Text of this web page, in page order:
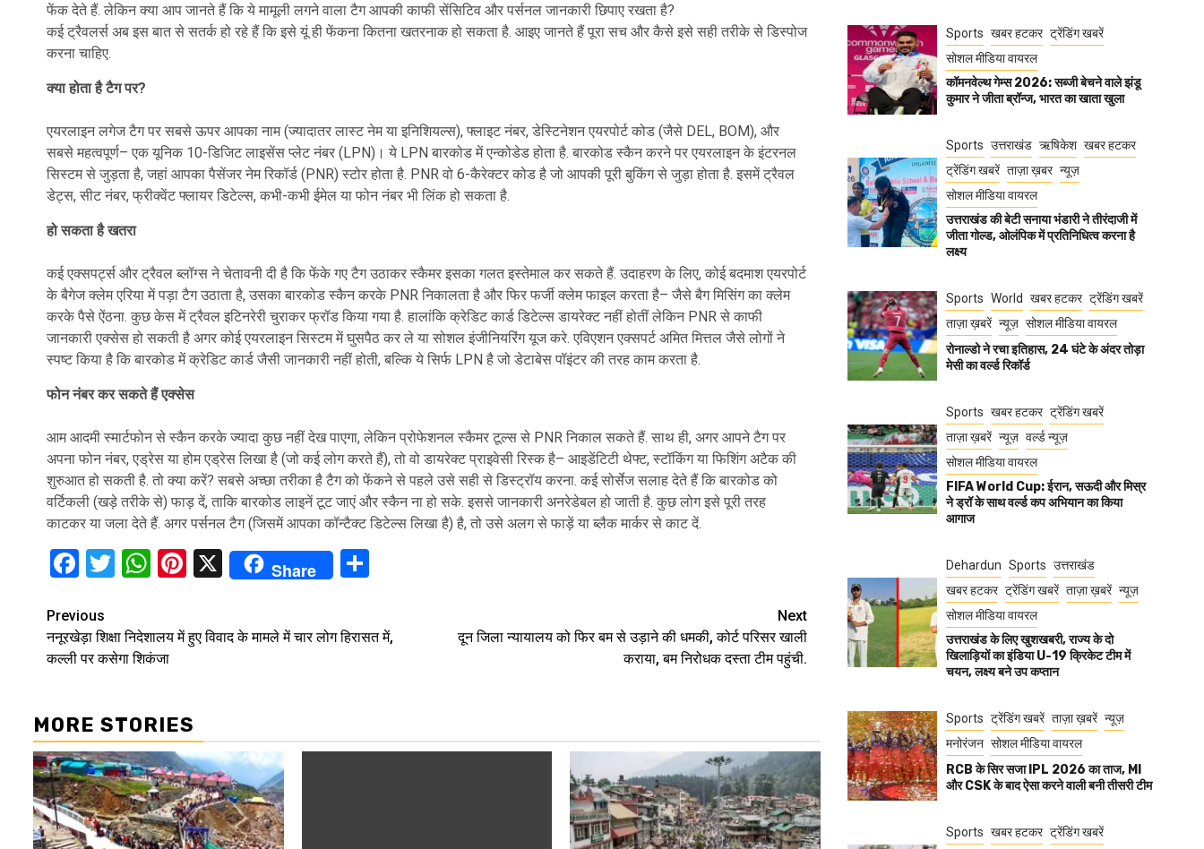
फेंक देते हैं. लेकिन क्या आप जानते हैं कि ये मामूली लगने वाला टैग आपकी काफी सेंसिटिव और पर्सनल जानकारी छिपाए रखता है?
कई ट्रैवलर्स अब इस बात से सतर्क हो रहे हैं कि इसे यूं ही फेंकना कितना खतरनाक हो सकता है. आइए जानते हैं पूरा सच और कैसे इसे सही तरीके से डिस्पोज
करना चाहिए.
क्या होता है टैग पर?
एयरलाइन लगेज टैग पर सबसे ऊपर आपका नाम (ज्यादातर लास्ट नेम या इनिशियल्स), फ्लाइट नंबर, डेस्टिनेशन एयरपोर्ट कोड (जैसे DEL, BOM), और
सबसे महत्वपूर्ण– एक यूनिक 10-डिजिट लाइसेंस प्लेट नंबर (LPN)। ये LPN बारकोड में एन्कोडेड होता है. बारकोड स्कैन करने पर एयरलाइन के इंटरनल
सिस्टम से जुड़ता है, जहां आपका पैसेंजर नेम रिकॉर्ड (PNR) स्टोर होता है. PNR वो 6-कैरेक्टर कोड है जो आपकी पूरी बुकिंग से जुड़ा होता है. इसमें ट्रैवल
डेट्स, सीट नंबर, फ्रीक्वेंट फ्लायर डिटेल्स, कभी-कभी ईमेल या फोन नंबर भी लिंक हो सकता है.
हो सकता है खतरा
कई एक्सपर्ट्स और ट्रैवल ब्लॉग्स ने चेतावनी दी है कि फेंके गए टैग उठाकर स्कैमर इसका गलत इस्तेमाल कर सकते हैं. उदाहरण के लिए, कोई बदमाश एयरपोर्ट
के बैगेज क्लेम एरिया में पड़ा टैग उठाता है, उसका बारकोड स्कैन करके PNR निकालता है और फिर फर्जी क्लेम फाइल करता है– जैसे बैग मिसिंग का क्लेम
करके पैसे ऐंठना. कुछ केस में ट्रैवल इटिनरेरी चुराकर फ्रॉड किया गया है. हालांकि क्रेडिट कार्ड डिटेल्स डायरेक्ट नहीं होतीं लेकिन PNR से काफी
जानकारी एक्सेस हो सकती है अगर कोई एयरलाइन सिस्टम में घुसपैठ कर ले या सोशल इंजीनियरिंग यूज करे. एविएशन एक्सपर्ट अमित मित्तल जैसे लोगों ने
स्पष्ट किया है कि बारकोड में क्रेडिट कार्ड जैसी जानकारी नहीं होती, बल्कि ये सिर्फ LPN है जो डेटाबेस पॉइंटर की तरह काम करता है.
फोन नंबर कर सकते हैं एक्सेस
आम आदमी स्मार्टफोन से स्कैन करके ज्यादा कुछ नहीं देख पाएगा, लेकिन प्रोफेशनल स्कैमर टूल्स से PNR निकाल सकते हैं. साथ ही, अगर आपने टैग पर
अपना फोन नंबर, एड्रेस या होम एड्रेस लिखा है (जो कई लोग करते हैं), तो वो डायरेक्ट प्राइवेसी रिस्क है– आइडेंटिटी थेफ्ट, स्टॉकिंग या फिशिंग अटैक की
शुरुआत हो सकती है. तो क्या करें? सबसे अच्छा तरीका है टैग को फेंकने से पहले उसे सही से डिस्ट्रॉय करना. कई सोर्सेज सलाह देते हैं कि बारकोड को
वर्टिकली (खड़े तरीके से) फाड़ दें, ताकि बारकोड लाइनें टूट जाएं और स्कैन ना हो सके. इससे जानकारी अनरेडेबल हो जाती है. कुछ लोग इसे पूरी तरह
काटकर या जला देते हैं. अगर पर्सनल टैग (जिसमें आपका कॉन्टैक्ट डिटेल्स लिखा है) है, तो उसे अलग से फाड़ें या ब्लैक मार्कर से काट दें.
Facebook
Twitter
WhatsApp
Pinterest
X Share
Continue
Reading
Previous
ननूरखेड़ा शिक्षा निदेशालय में हुए विवाद के मामले में चार लोग हिरासत में,
कल्ली पर कसेगा शिकंजा
Next
दून जिला न्यायालय को फिर बम से उड़ाने की धमकी, कोर्ट परिसर खाली
कराया, बम निरोधक दस्ता टीम पहुंची.
MORE STORIES
Sports खबर हटकर ट्रेंडिंग खबरें
सोशल मीडिया वायरल
कॉमनवेल्थ गेम्स 2026: सब्जी बेचने वाले झंडू
कुमार ने जीता ब्रॉन्ज, भारत का खाता खुला
Sports उत्तराखंड ऋषिकेश खबर हटकर
ट्रेंडिंग खबरें ताज़ा ख़बर न्यूज़
सोशल मीडिया वायरल
उत्तराखंड की बेटी सनाया भंडारी ने तीरंदाजी में
जीता गोल्ड, ओलंपिक में प्रतिनिधित्व करना है
लक्ष्य
Sports World खबर हटकर ट्रेंडिंग खबरें
ताज़ा ख़बरें न्यूज़ सोशल मीडिया वायरल
रोनाल्डो ने रचा इतिहास, 24 घंटे के अंदर तोड़ा
मेसी का वर्ल्ड रिकॉर्ड
Sports खबर हटकर ट्रेंडिंग खबरें
ताज़ा ख़बरें न्यूज़ वर्ल्ड न्यूज़
सोशल मीडिया वायरल
FIFA World Cup: ईरान, सऊदी और मिस्र
ने ड्रॉ के साथ वर्ल्ड कप अभियान का किया
आगाज
Dehardun Sports उत्तराखंड
खबर हटकर ट्रेंडिंग खबरें ताज़ा ख़बरें न्यूज़
सोशल मीडिया वायरल
उत्तराखंड के लिए खुशखबरी, राज्य के दो
खिलाड़ियों का इंडिया U-19 क्रिकेट टीम में
चयन, लक्ष्य बने उप कप्तान
Sports ट्रेंडिंग खबरें ताज़ा ख़बरें न्यूज़
मनोरंजन सोशल मीडिया वायरल
RCB के सिर सजा IPL 2026 का ताज, MI
और CSK के बाद ऐसा करने वाली बनी तीसरी टीम
Sports खबर हटकर ट्रेंडिंग खबरें